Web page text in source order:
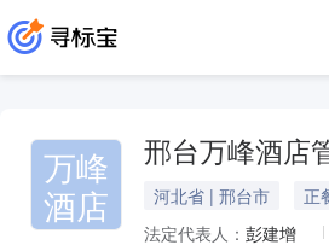
万峰
酒店
邢台万峰酒店
河北省 | 邢台市 正
法定代表人： 彭建增